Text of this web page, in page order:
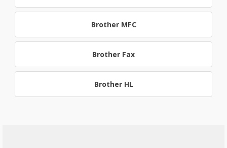
Brother MFC
Brother Fax
Brother HL